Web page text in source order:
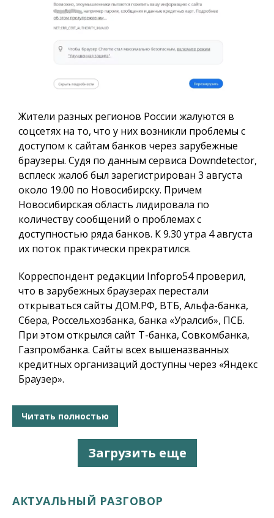
Жители разных регионов России жалуются в
соцсетях на то, что у них возникли проблемы с
доступом к сайтам банков через зарубежные
браузеры. Судя по данным сервиса Downdetector,
всплеск жалоб был зарегистрирован 3 августа
около 19.00 по Новосибирску. Причем
Новосибирская область лидировала по
количеству сообщений о проблемах с
доступностью ряда банков. К 9.30 утра 4 августа
их поток практически прекратился.
Корреспондент редакции Infopro54 проверил,
что в зарубежных браузерах перестали
открываться сайты ДОМ.РФ, ВТБ, Альфа-банка,
Сбера, Россельхозбанка, банка «Уралсиб», ПСБ.
При этом открылся сайт Т-банка, Совкомбанка,
Газпромбанка. Сайты всех вышеназванных
кредитных организаций доступны через «Яндекс
Браузер».
Читать полностью
Загрузить еще
АКТУАЛЬНЫЙ РАЗГОВОР